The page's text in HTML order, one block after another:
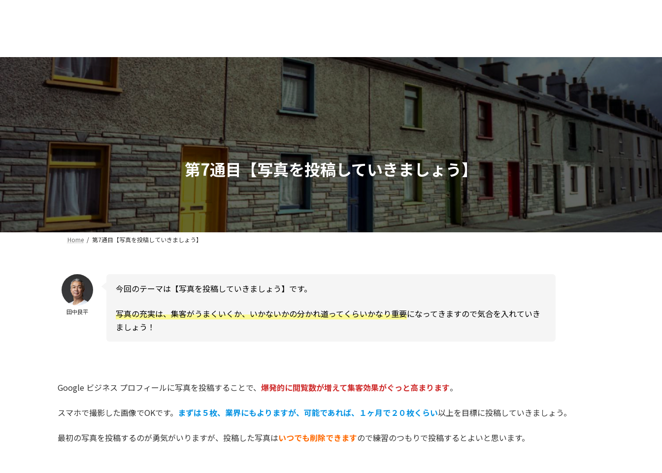
へ
ス
キ
ッ
プ
ョ
ン
に
移
動
第7通目【写真を投稿していきましょう】
Home 第7通目【写真を投稿していきましょう】
田中良平
今回のテーマは【写真を投稿していきましょう】です。
写真の充実は、集客がうまくいくか、いかないかの分かれ道ってくらいかなり重要になってきますので気合を入れていき
ましょう！
Google ビジネス プロフィールに写真を投稿することで、 爆発的に閲覧数が増えて集客効果がぐっと高まります。
スマホで撮影した画像でOKです。 まずは５枚、業界にもよりますが、可能であれば、１ヶ月で２０枚くらい以上を目標に投稿していきましょう。
最初の写真を投稿するのが勇気がいりますが、投稿した写真はいつでも削除できますので練習のつもりで投稿するとよいと思います。